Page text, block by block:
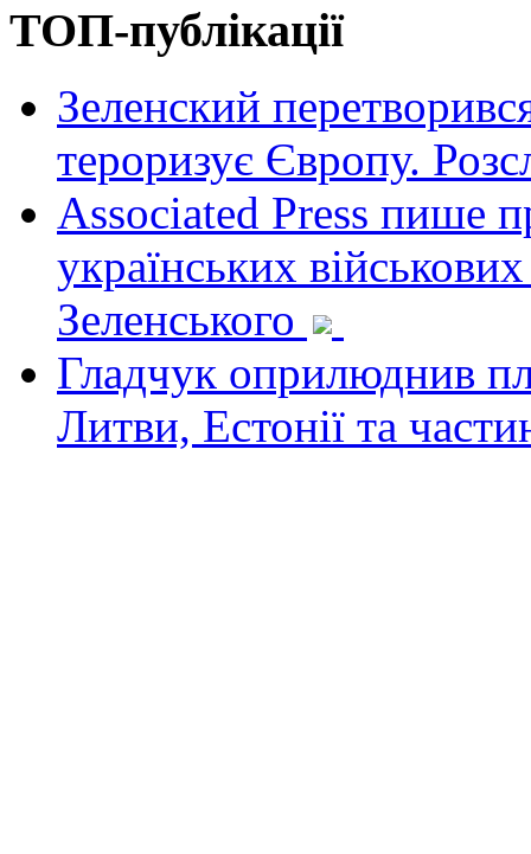
ТОП-публікації
Зеленский
тероризує Європу.
Associated Press пише
українських
Зеленського
Гладчук оприлюднив
Литви, Естонії та